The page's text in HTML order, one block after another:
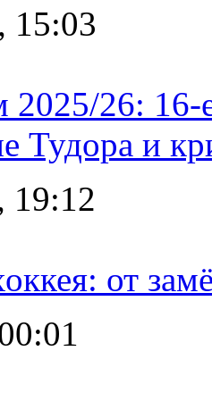
15:03
2025/26:
Тудора и
19:12
от